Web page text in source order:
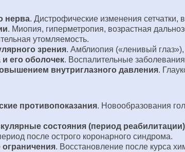
нерва. Дистрофические изменения сетчатки,
. Миопия, гиперметропия, возрастная
утомляемость.
зрения. Амблиопия («ленивый
его оболочек. Воспалительные заболевания
внутриглазного давления.
противопоказания. Новообразования
состояния (период реабилитации)
после острого коронарного синдрома.
ограничения. Восстановление после курса